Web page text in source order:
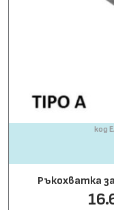
код
Ръкохватка